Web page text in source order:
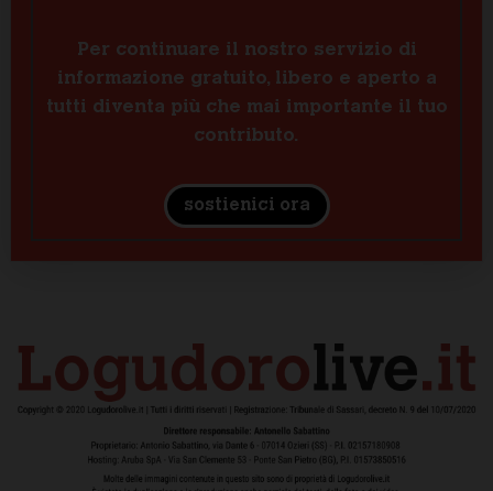
Per continuare il nostro servizio di
informazione gratuito, libero e aperto a
tutti diventa più che mai importante il tuo
contributo.
sostienici ora